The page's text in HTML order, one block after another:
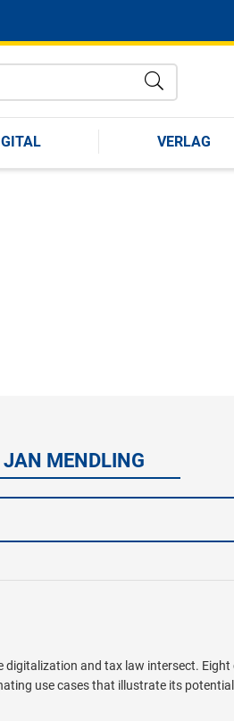
VERLAG
JAN MENDLING
and tax law intersect.
use cases that illustrate its